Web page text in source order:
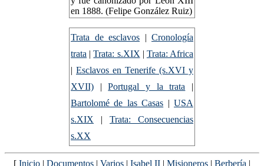
en 1888. (Felipe González Ruiz)
Trata de esclavos | Cronología
trata |Trata: s.XIX | Trata: Africa
| Esclavos en Tenerife (s.XVI y
XVII) |Portugal y la trata |
Bartolomé de las Casas |USA
s.XIX | Trata: Consecuencias
s.XX
[ Inicio | Documentos | Varios | Isabel II | Misioneros | Berbería |